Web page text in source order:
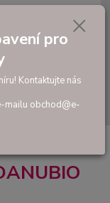
Hledat
0,00 Kč
pro
Kontaktujte nás
mailu obchod@e-